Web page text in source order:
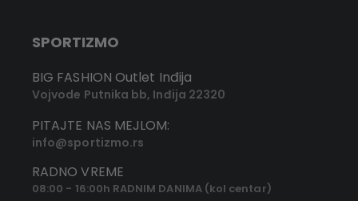
SPORTIZMO
BIG FASHION Outlet Inđija
Vojvode Putnika bb, Inđija 22320
PITAJTE NAS MEJLOM:
info@sportizmo.rs
RADNO VREME
08:00 - 16:00h RADNIM DANIMA (kol centar)